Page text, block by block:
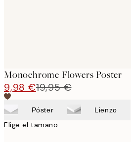
Monochrome Flowers Poster
9,98 €19,95 €
Póster Lienzo
Elige el tamaño